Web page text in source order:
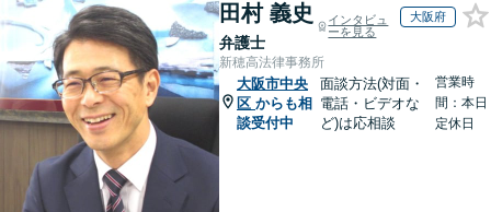
田村 義史
弁護士
インタビュ
ーを見る
大阪府
新穂高法律事務所
大阪市中央
区 からも相
談受付中
面談方法(対面・
電話・ビデオな
ど)は応相談
営業時
間：本日
定休日